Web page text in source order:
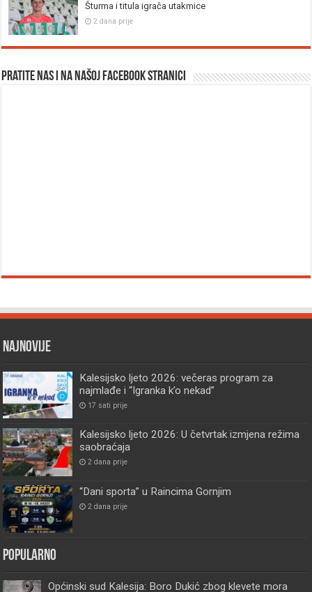
Šturma i titula igrača utakmice
2 dana prije
Pratite nas i na našoj facebook stranici
Najnovije
Kalesijsko ljeto 2026: večeras program za
najmlađe i “Igranka k’o nekad”
17 sati prije
Kalesijsko ljeto 2026: U četvrtak izmjena režima
saobraćaja
2 dana prije
“Dani sporta” u Raincima Gornjim
2 dana prije
Popularno
Općinski sud Kalesija: Boro Dukić zbog klevete mora